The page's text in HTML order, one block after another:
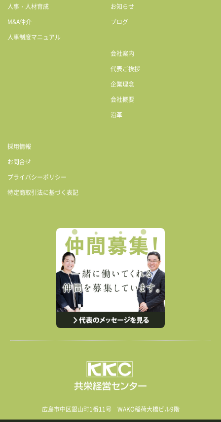
人事・人材育成
M&A仲介
人事制度マニュアル
お知らせ
ブログ
会社案内
代表ご挨拶
企業理念
会社概要
沿革
採用情報
お問合せ
プライバシーポリシー
特定商取引法に基づく表記
広島市中区銀山町1番11号 WAKO稲荷大橋ビル9階